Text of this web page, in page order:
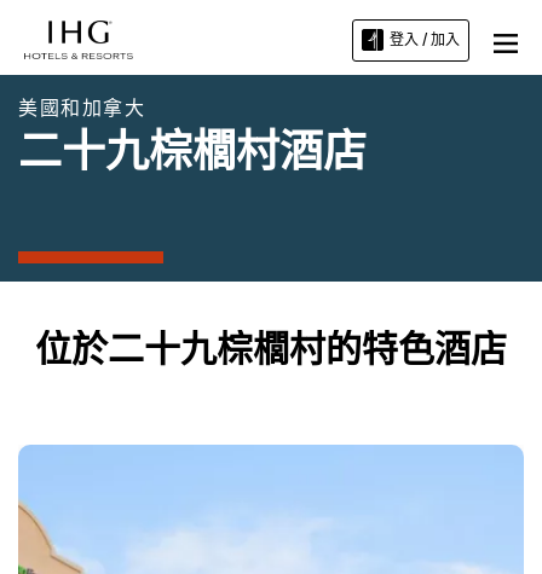
登入 / 加入
美國和加拿大
二十九棕櫚村酒店
位於二十九棕櫚村的特色酒店